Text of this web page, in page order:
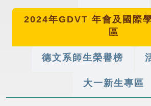
2024年GDVT 年會及國際
區
德文系師生榮譽榜
大一新生專區